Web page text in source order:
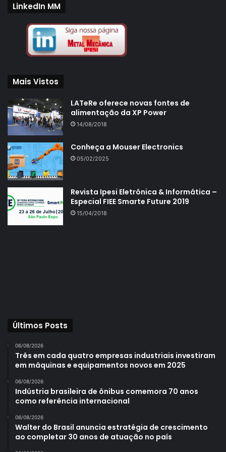
LinkedIn MM
Mais Vistos
LATeRe oferece novas fontes de
alimentação da XP Power
14/08/2018
Conheça a Mouser Electronics
05/02/2025
Revista Ipesi Eletrônica & Informática –
Especial FIEE Smarte Future 2019
15/04/2018
Últimos Posts
06/08/2026
Três em cada quatro empresas industriais investiram
em máquinas e equipamentos novos em 2025
06/08/2026
Indústria brasileira de ônibus comemora 70 anos
como referência internacional
06/08/2026
Walter do Brasil anuncia estratégia de crescimento
ao completar 30 anos de atuação no país